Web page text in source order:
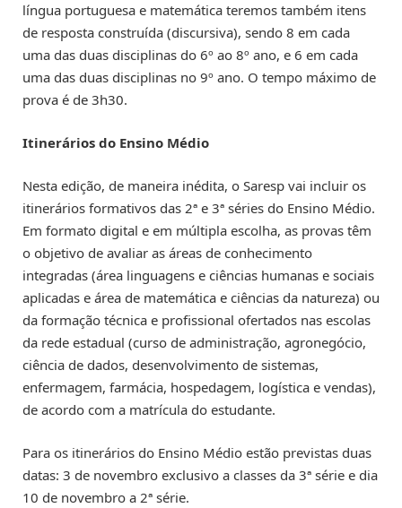
língua portuguesa e matemática teremos também itens
de resposta construída (discursiva), sendo 8 em cada
uma das duas disciplinas do 6º ao 8º ano, e 6 em cada
uma das duas disciplinas no 9º ano. O tempo máximo de
prova é de 3h30.
Itinerários do Ensino Médio
Nesta edição, de maneira inédita, o Saresp vai incluir os
itinerários formativos das 2ª e 3ª séries do Ensino Médio.
Em formato digital e em múltipla escolha, as provas têm
o objetivo de avaliar as áreas de conhecimento
integradas (área linguagens e ciências humanas e sociais
aplicadas e área de matemática e ciências da natureza) ou
da formação técnica e profissional ofertados nas escolas
da rede estadual (curso de administração, agronegócio,
ciência de dados, desenvolvimento de sistemas,
enfermagem, farmácia, hospedagem, logística e vendas),
de acordo com a matrícula do estudante.
Para os itinerários do Ensino Médio estão previstas duas
datas: 3 de novembro exclusivo a classes da 3ª série e dia
10 de novembro a 2ª série.